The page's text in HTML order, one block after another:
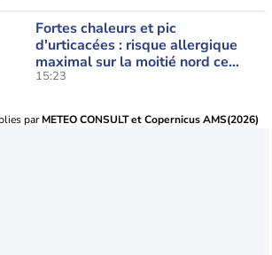
Fortes chaleurs et pic
d'urticacées : risque allergique
maximal sur la moitié nord ce
vendredi
15:23
parMETEO CONSULT et Copernicus AMS(2026)